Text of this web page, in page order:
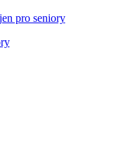
pro seniory